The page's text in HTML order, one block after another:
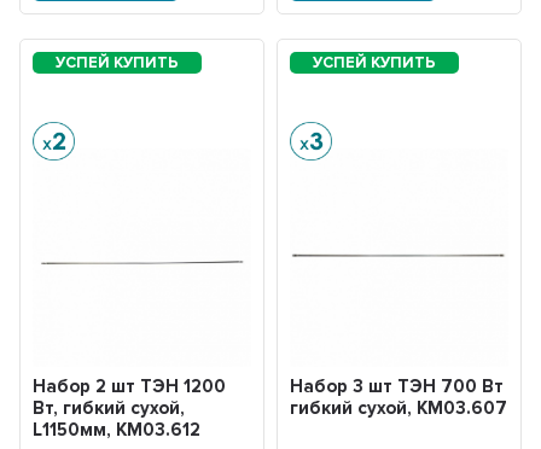
Набор 2 шт ТЭН 1200
Вт, гибкий сухой,
L1150мм, KM03.612
Набор 3 шт ТЭН 700 Вт
гибкий сухой, KM03.607